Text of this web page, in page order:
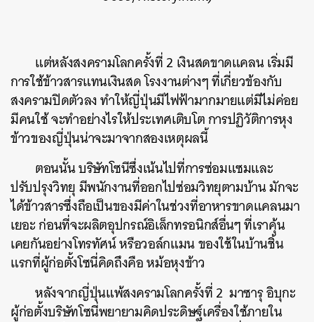
แต่หลังสงครามโลกครั้งที่ 2 เงินสดขาดแคลน เริ่มมี
การใช้ข้าวสารแทนเงินสด โรงงานต่างๆ ที่เกี่ยวข้องกับ
สงครามปิดตัวลง ทำให้ญี่ปุ่นมีไฟฟ้ามากมายแต่มีไม่ค่อย
มีคนใช้ จะทำอย่างไรให้ประเทศเติบโต การปฏิวัติการหุง
ข้าวของญี่ปุ่นน่าจะมาจากสองเหตุผลนี้
ตอนนั้น บริษัทโซนีซึ่งเน้นไปที่การซ่อมแซมและ
ปรับปรุงวิทยุ มีพนักงานที่ออกไปซ่อมวิทยุตามบ้าน มักจะ
ได้ข้าวสารซึ่งถือเป็นของมีค่าในช่วงที่อาหารขาดแคลนมา
เยอะ ก่อนที่จะผลิตอุปกรณ์อิเล็กทรอนิกส์อื่นๆ ที่เราคุ้น
เคยกันอย่างโทรทัศน์ หรือวอล์กแมน ของใช้ในบ้านชิ้น
แรกที่ผู้ก่อตั้งโซนี่คิดถึงคือ หม้อหุงข้าว
หลังจากญี่ปุ่นแพ้สงครามโลกครั้งที่ 2 มาซารุ อิบุกะ
ผู้ก่อตั้งบริษัทโซนี่พยายามคิดประดิษฐ์เครื่องใช้ภายใน